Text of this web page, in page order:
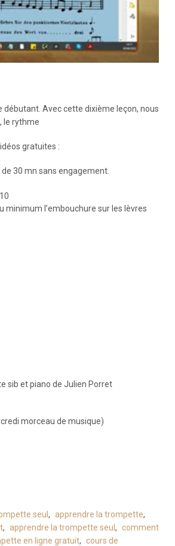
Avec cette dixième leçon, nous
le rythme
gratuites :
30 mn sans engagement.
l’embouchure sur les lèvres
sib et piano de Julien Porret
morceau de musique)
seul , apprendre la trompette,
, apprendre la trompette seul , comment
en ligne gratuit, cours de